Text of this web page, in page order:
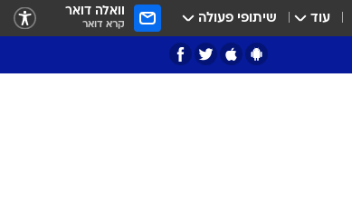
עוד שיתופי פעולה וואלה דואר
קרא דואר